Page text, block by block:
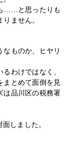
……と思ったりも
ません。
なものか、ヒヤリ
わけではなく、
まとめて面倒を見
は品川区の税務署
しました。